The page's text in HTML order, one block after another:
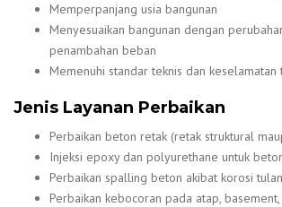
Memperpanjang usia bangunan
Menyesuaikan bangunan dengan
penambahan beban
Memenuhi standar teknis dan keselamatan
Jenis Layanan Perbaikan
Perbaikan beton retak (retak struktural
Injeksi epoxy dan polyurethane untuk
Perbaikan spalling beton akibat korosi
Perbaikan kebocoran pada atap,